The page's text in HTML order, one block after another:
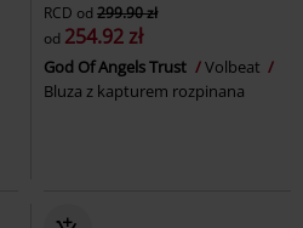
RCD od 299.90 zł
od 254.92 zł
God Of Angels Trust
Volbeat
Bluza z kapturem rozpinana